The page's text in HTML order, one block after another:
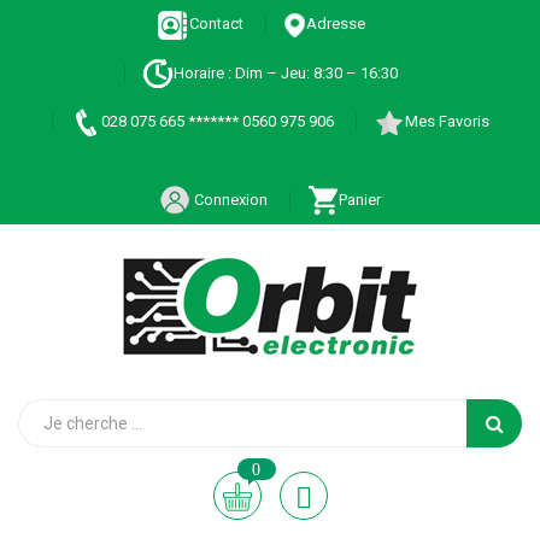
Contact Adresse
Horaire : Dim – Jeu: 8:30 – 16:30
028 075 665 ******* 0560 975 906 Mes Favoris
Connexion Panier
0